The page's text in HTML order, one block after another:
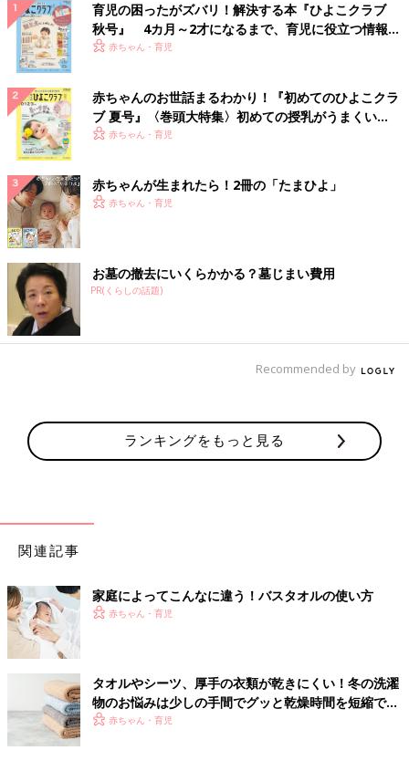
汗びっしょりのまま登園＆出社するのが相当嫌だったらしく
最近はパパッと子どもたちの準備を済ませた後、
自由に遊ばせている間にサクッとシャワーを浴びてスッキリする
ようにしているようです。
スッキリさっぱり！…と思ったら！！そしてまさか
の救世主現る！！
育児の困ったがズバリ！解決する本『ひよこクラブ
秋号』 4カ月～2才になるまで、育児に役立つ情報が
いっぱい！
赤ちゃん・育児
赤ちゃんのお世話まるわかり！『初めてのひよこクラ
ブ 夏号』〈巻頭大特集〉初めての授乳がうまくい
く！ おっぱい・ミルクの基本と夏のトラブル 解決テ
赤ちゃん・育児
赤ちゃんが生まれたら！2冊の「たまひよ」
赤ちゃん・育児
お墓の撤去にいくらかかる？墓じまい費用
PR(くらしの話題)
Recommended by
ランキングをもっと見る
関連記事
家庭によってこんなに違う！バスタオルの使い方
赤ちゃん・育児
タオルやシーツ、厚手の衣類が乾きにくい！冬の洗濯
物のお悩みは少しの手間でグッと乾燥時間を短縮でき
る！赤ちゃん・育児